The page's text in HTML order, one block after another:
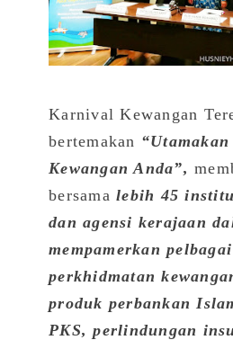
Karnival Kewangan
bertemakan
Kewangan Anda”,
bersamalebih 45
dan agensi kerajaan
mempamerkan
perkhidmatan
produk perbankan
PKS, perlindungan